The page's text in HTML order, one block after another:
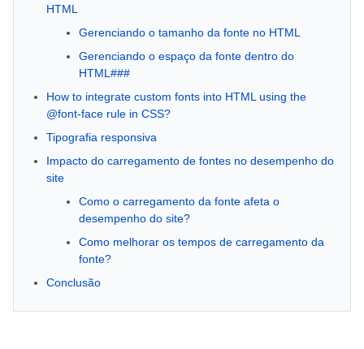
HTML
Gerenciando o tamanho da fonte no HTML
Gerenciando o espaço da fonte dentro do
HTML###
How to integrate custom fonts into HTML using the
@font-face rule in CSS?
Tipografia responsiva
Impacto do carregamento de fontes no desempenho do
site
Como o carregamento da fonte afeta o
desempenho do site?
Como melhorar os tempos de carregamento da
fonte?
Conclusão